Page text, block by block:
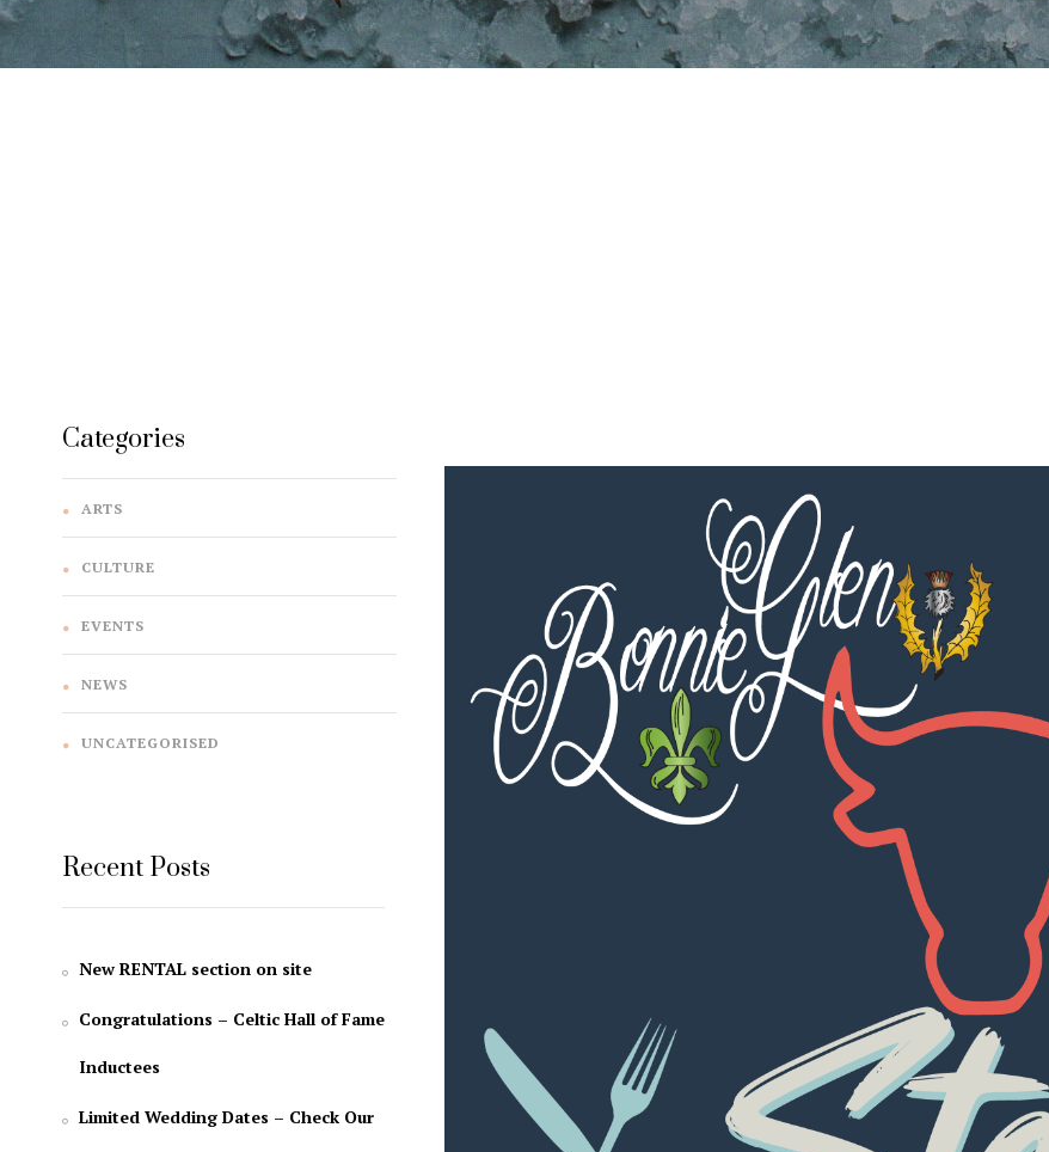
Categories
ARTS
CULTURE
EVENTS
NEWS
UNCATEGORISED
Recent Posts
New RENTAL section on site
Congratulations – Celtic Hall of Fame
Inductees
Limited Wedding Dates – Check Our